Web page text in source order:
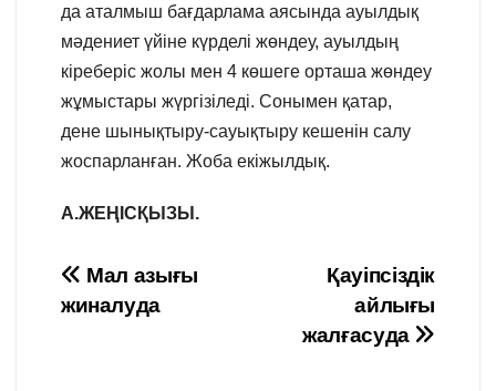
да аталмыш бағдарлама аясында ауылдық
мәдениет үйіне күрделі жөндеу, ауылдың
кіреберіс жолы мен 4 көшеге орташа жөндеу
жұмыстары жүргізіледі. Сонымен қатар,
дене шынықтыру-сауықтыру кешенін салу
жоспарланған. Жоба екіжылдық.
А.ЖЕҢІСҚЫЗЫ.
Навигация
Қауіпсіздік
айлығы
жалғасуда
Мал азығы
жиналуда